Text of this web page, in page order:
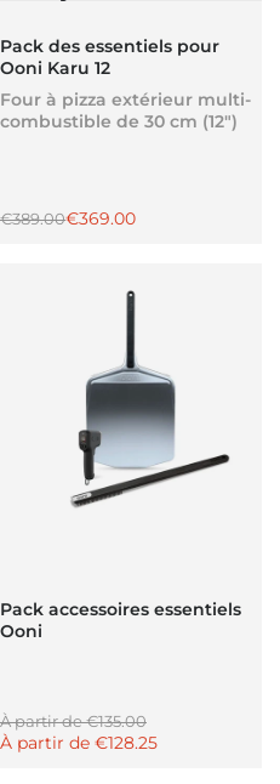
Pack des essentiels pour
Ooni Karu 12
Four à pizza extérieur multi-
combustible de 30 cm (12")
Prix régulier
€389.00Prix promotionnel
€369.00
Pack accessoires essentiels
Ooni
Prix régulier
À partir de€135.00
Prix promotionnel
À partir de €128.25